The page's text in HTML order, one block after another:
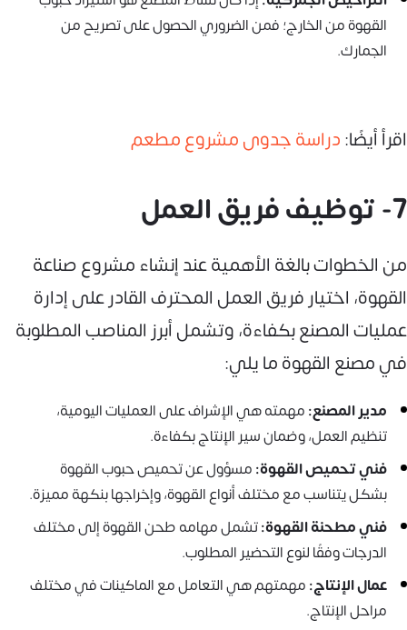
القهوة من الخارج؛ فمن الضروري الحصول على تصريح من
الجمارك.
اقرأ أيضًا:دراسة جدوى مشروع مطعم
7- توظيف فريق العمل
من الخطوات بالغة الأهمية عند إنشاء مشروع صناعة
القهوة، اختيار فريق العمل المحترف القادر على إدارة
عمليات المصنع بكفاءة، وتشمل أبرز المناصب المطلوبة
في مصنع القهوة ما يلي:
مدير المصنع:مهمته هي الإشراف على العمليات اليومية،
تنظيم العمل، وضمان سير الإنتاج بكفاءة.
فني تحميص القهوة:مسؤول عن تحميص حبوب القهوة
بشكل يتناسب مع مختلف أنواع القهوة، وإخراجها بنكهة مميزة.
فني مطحنة القهوة:تشمل مهامه طحن القهوة إلى مختلف
الدرجات وفقًا لنوع التحضير المطلوب.
عمال الإنتاج:مهمتهم هي التعامل مع الماكينات في مختلف
مراحل الإنتاج.